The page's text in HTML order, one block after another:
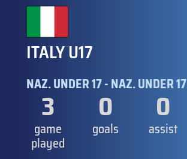
ITALY U17
NAZ. UNDER 17 - NAZ. UNDER 17
3
game
played
0
goals
0
assist